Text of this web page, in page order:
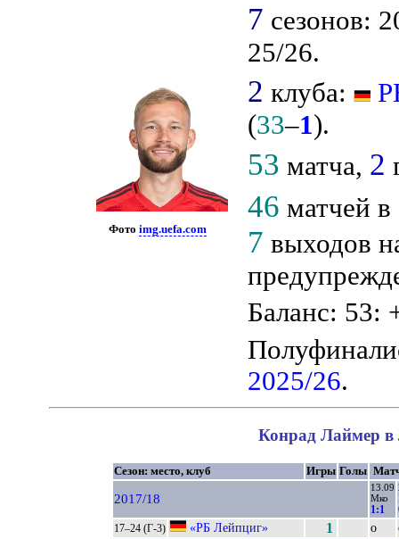
Фотоimg.uefa.com
7 сезонов:
25/26.
2 клуба:
(33–1).
53 матча, 2
46 матчей
7 выходов
Баланс: 53:
2025/26.
Конрад Лаймер в
Сезон: место, клуб Игры Голы
2017/18
13.09
Мко
1:1
17–24 (Г-3) «РБ Лейпциг» 1 о